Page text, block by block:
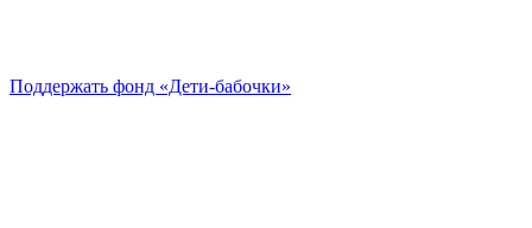
Поддержать фонд «Дети-бабочки»